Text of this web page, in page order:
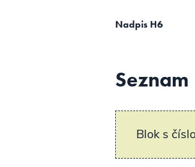
Nadpis H6
Seznam
Blok s